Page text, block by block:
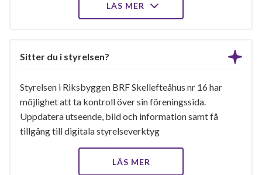
LÄS MER
Sitter du i styrelsen?
Styrelsen i Riksbyggen BRF Skellefteåhus nr 16 har
möjlighet att ta kontroll över sin föreningssida.
Uppdatera utseende, bild och information samt få
tillgång till digitala styrelseverktyg
LÄS MER